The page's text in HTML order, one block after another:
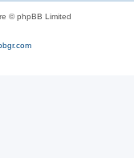
© phpBB Limited